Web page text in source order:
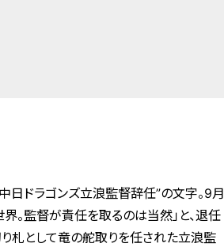
日ドラゴンズ立浪監督辞任”の文字。9月
。監督が責任を取るのは当然」と、退任
札として竜の舵取りを任された立浪監